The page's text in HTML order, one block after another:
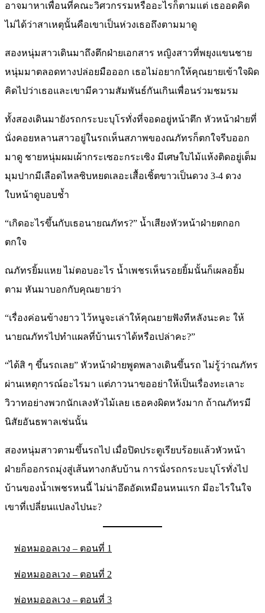
อาจมาหาเพื่อนที่คณะวิศวกรรมหรืออะไรก็ตามแต่ เธออดคิด
ไม่ได้ว่าสาเหตุนั้นคือเขาเป็นห่วงเธอถึงตามมาดู
สองหนุ่มสาวเดินมาถึงตึกฝ่ายเอกสาร หญิงสาวที่พยุงแขนชาย
หนุ่มมาตลอดทางปล่อยมือออก เธอไม่อยากให้คุณยายเข้าใจผิด
คิดไปว่าเธอและเขามีความสัมพันธ์กันเกินเพื่อนร่วมชมรม
ทั้งสองเดินมายังรถกระบะบุโรทั่งที่จอดอยู่หน้าตึก หัวหน้าฝ่ายที่
นั่งคอยหลานสาวอยู่ในรถเห็นสภาพของณภัทรก็ตกใจรีบออก
มาดู ชายหนุ่มผมเผ้ากระเซอะกระเซิง มีเศษใบไม้แห้งติดอยู่เต็ม
มุมปากมีเลือดไหลซิบหยดเลอะเสื้อเชิ้ตขาวเป็นดวง 3-4 ดวง
ใบหน้าดูบอบช้ำ
“เกิดอะไรขึ้นกับเธอนายณภัทร?” น้ำเสียงหัวหน้าฝ่ายตกอก
ตกใจ
ณภัทรยิ้มแหย ไม่ตอบอะไร น้ำเพชรเห็นรอยยิ้มนั้นก็เผลอยิ้ม
ตาม หันมาบอกกับคุณยายว่า
“เรื่องค่อนข้างยาว ไว้หนูจะเล่าให้คุณยายฟังทีหลังนะคะ ให้
นายณภัทรไปทำแผลที่บ้านเราได้หรือเปล่าคะ?”
“ได้สิ ๆ ขึ้นรถเลย” หัวหน้าฝ่ายพูดพลางเดินขึ้นรถ ไม่รู้ว่าณภัทร
ผ่านเหตุการณ์อะไรมา แต่ภาวนาขออย่าให้เป็นเรื่องทะเลาะ
วิวาทอย่างพวกนักเลงหัวไม้เลย เธอคงผิดหวังมาก ถ้าณภัทรมี
นิสัยอันธพาลเช่นนั้น
สองหนุ่มสาวตามขึ้นรถไป เมื่อปิดประตูเรียบร้อยแล้วหัวหน้า
ฝ่ายก็ออกรถมุ่งสู่เส้นทางกลับบ้าน การนั่งรถกระบะบุโรทั่งไป
บ้านของน้ำเพชรหนนี้ ไม่น่าอึดอัดเหมือนหนแรก มีอะไรในใจ
เขาที่เปลี่ยนแปลงไปนะ?
พ่อหมออลเวง – ตอนที่ 1
พ่อหมออลเวง – ตอนที่ 2
พ่อหมออลเวง – ตอนที่ 3